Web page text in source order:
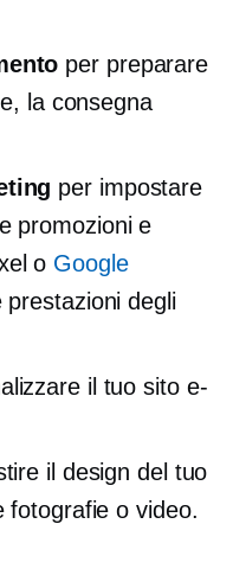
per preparare
la consegna
per impostare
promozioni e
o Google
degli
il tuo sito e-
il design del tuo
fotografie o video.